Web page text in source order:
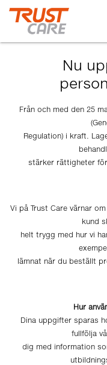
Nu
Från och med den 25
Regulation) i kraft.
stärker rättigheter
Vi på Trust Care värnar
kund
helt trygg med hur vi
lämnat när du beställt
Hur
Dina uppgifter sparas
fullfölja
dig med information